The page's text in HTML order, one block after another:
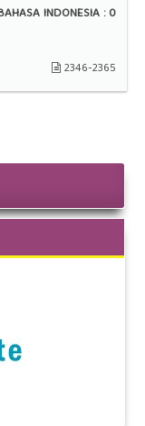
INDONESIA :0
2346-2365